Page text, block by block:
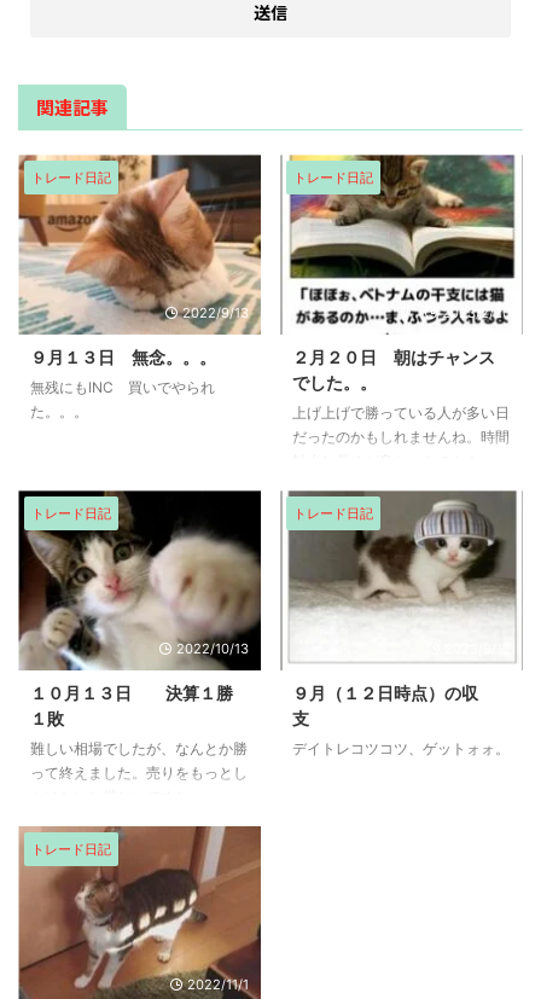
関連記事
トレード日記
2022/9/13
９月１３日 無念。。。
無残にもINC 買いでやられ
た。。。
トレード日記
2023/2/20
２月２０日 朝はチャンス
でした。。
上げ上げで勝っている人が多い日
だったのかもしれませんね。時間
トレード日記
2022/10/13
１０月１３日 決算１勝
１敗
難しい相場でしたが、なんとか勝
って終えました。売りをもっとし
トレード日記
９月（１２日時点）の収
支
デイトレコツコツ、ゲットォォ。
トレード日記
2022/11/1